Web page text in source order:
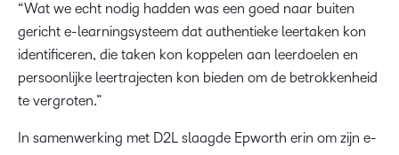
“Wat we echt nodig hadden was een goed naar buiten
gericht e-learningsysteem dat authentieke leertaken kon
identificeren, die taken kon koppelen aan leerdoelen en
persoonlijke leertrajecten kon bieden om de betrokkenheid
te vergroten.”
In samenwerking met D2L slaagde Epworth erin om zijn e-